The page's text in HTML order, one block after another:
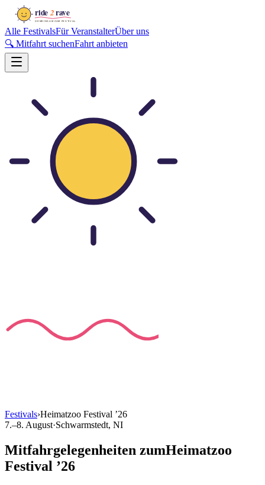
Alle FestivalsFür VeranstalterÜber uns
🔍 Mitfahrt suchenFahrt anbieten
Festivals›Heimatzoo Festival ’26
7.–8. August·Schwarmstedt, NI
Mitfahrgelegenheiten zumHeimatzoo
Festival ’26